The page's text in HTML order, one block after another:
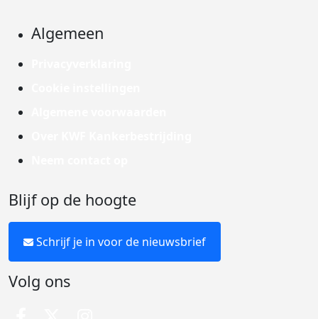
Algemeen
Blijf op de hoogte
Schrijf je in voor de nieuwsbrief
Volg ons